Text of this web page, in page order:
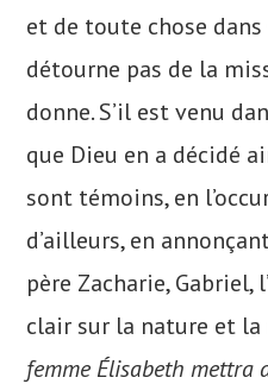
et de toute chose dans
détourne pas de la
donne. S’il est venu
que Dieu en a décidé
sont témoins, en
d’ailleurs, en
père Zacharie, Gabriel,
clair sur la nature et la
femme Élisabeth mettra